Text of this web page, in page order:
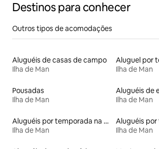
Destinos para conhecer
Outros tipos de acomodações
Aluguéis de casas de campo
Ilha de Man
Ilha de Man
Pousadas
Ilha de Man
Ilha de Man
Aluguéis por temporada na orla
Ilha de Man
Ilha de Man